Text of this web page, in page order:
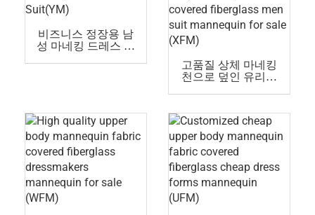
비즈니스 정장용 남
성 마네킹 드레스 폼
고품질 상체 마네킹
천으로 덮인 유리섬